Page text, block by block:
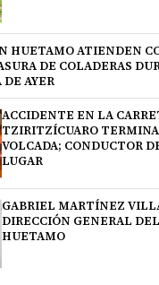
HUETAMO ATIENDEN
DE COLADERAS
AYER
ACCIDENTE EN LA
TZIRITZÍCUARO
VOLCADA; CONDUCTOR
LUGAR
GABRIEL MARTÍNEZ
DIRECCIÓN GENERAL
HUETAMO